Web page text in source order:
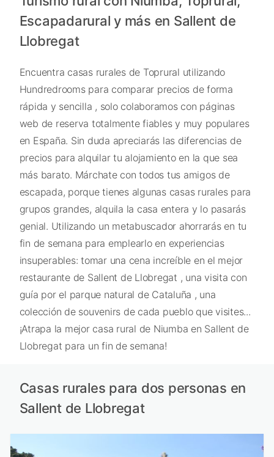
Escapadarural y más en Sallent de
Llobregat
Encuentra casas rurales de Toprural utilizando
Hundredrooms para comparar precios de forma
rápida y sencilla , solo colaboramos con páginas
web de reserva totalmente fiables y muy populares
en España. Sin duda apreciarás las diferencias de
precios para alquilar tu alojamiento en la que sea
más barato. Márchate con todos tus amigos de
escapada, porque tienes algunas casas rurales para
grupos grandes, alquila la casa entera y lo pasarás
genial. Utilizando un metabuscador ahorrarás en tu
fin de semana para emplearlo en experiencias
insuperables: tomar una cena increíble en el mejor
restaurante de Sallent de Llobregat , una visita con
guía por el parque natural de Cataluña , una
colección de souvenirs de cada pueblo que visites...
¡Atrapa la mejor casa rural de Niumba en Sallent de
Llobregat para un fin de semana!
Casas rurales para dos personas en
Sallent de Llobregat